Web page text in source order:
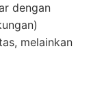
dengan
melainkan